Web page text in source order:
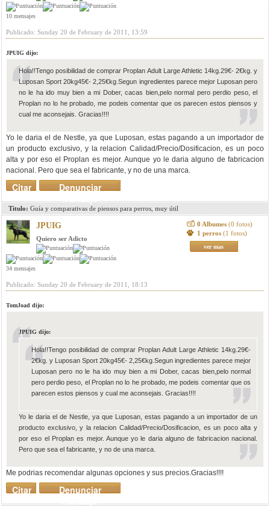
10 mensajes
Publicado: Sunday 20 de February de 2011, 13:59
JPUIG dijo:
Hola!!Tengo posibilidad de comprar Proplan Adult Large Athletic 14kg.29€- 2€kg. y
Luposan Sport 20kg45€- 2,25€kg.Segun ingredientes parece mejor Luposan pero
no le ha ido muy bien a mi Dober, cacas bien,pelo normal pero perdio peso, el
Proplan no lo he probado, me podeis comentar que os parecen estos piensos y
cual me aconsejais. Gracias!!!!
Yo le daria el de Nestle, ya que Luposan, estas pagando a un importador de
un producto exclusivo, y la relacion Calidad/Precio/Dosificacion, es un poco
alta y por eso el Proplan es mejor. Aunque yo le daria alguno de fabricacion
nacional. Pero que sea el fabricante, y no de una marca.
Denunciar
mensaje
Citar
Titulo: Guía y comparativas de piensos para perros, muy útil
JPUIG
Quiero ser Adicto
34 mensajes
0 Albumes (0 fotos)
1 perros (1 fotos)
ver mas
Publicado: Sunday 20 de February de 2011, 18:13
TomJoad dijo:
JPUIG dijo:
Hola!!Tengo posibilidad de comprar Proplan Adult Large Athletic 14kg.29€-
2€kg. y Luposan Sport 20kg45€- 2,25€kg.Segun ingredientes parece mejor
Luposan pero no le ha ido muy bien a mi Dober, cacas bien,pelo normal
pero perdio peso, el Proplan no lo he probado, me podeis comentar que os
parecen estos piensos y cual me aconsejais. Gracias!!!!
Yo le daria el de Nestle, ya que Luposan, estas pagando a un importador de un
producto exclusivo, y la relacion Calidad/Precio/Dosificacion, es un poco alta y
por eso el Proplan es mejor. Aunque yo le daria alguno de fabricacion nacional.
Pero que sea el fabricante, y no de una marca.
Me podrias recomendar algunas opciones y sus precios.Gracias!!!!
Denunciar
mensaje
Citar